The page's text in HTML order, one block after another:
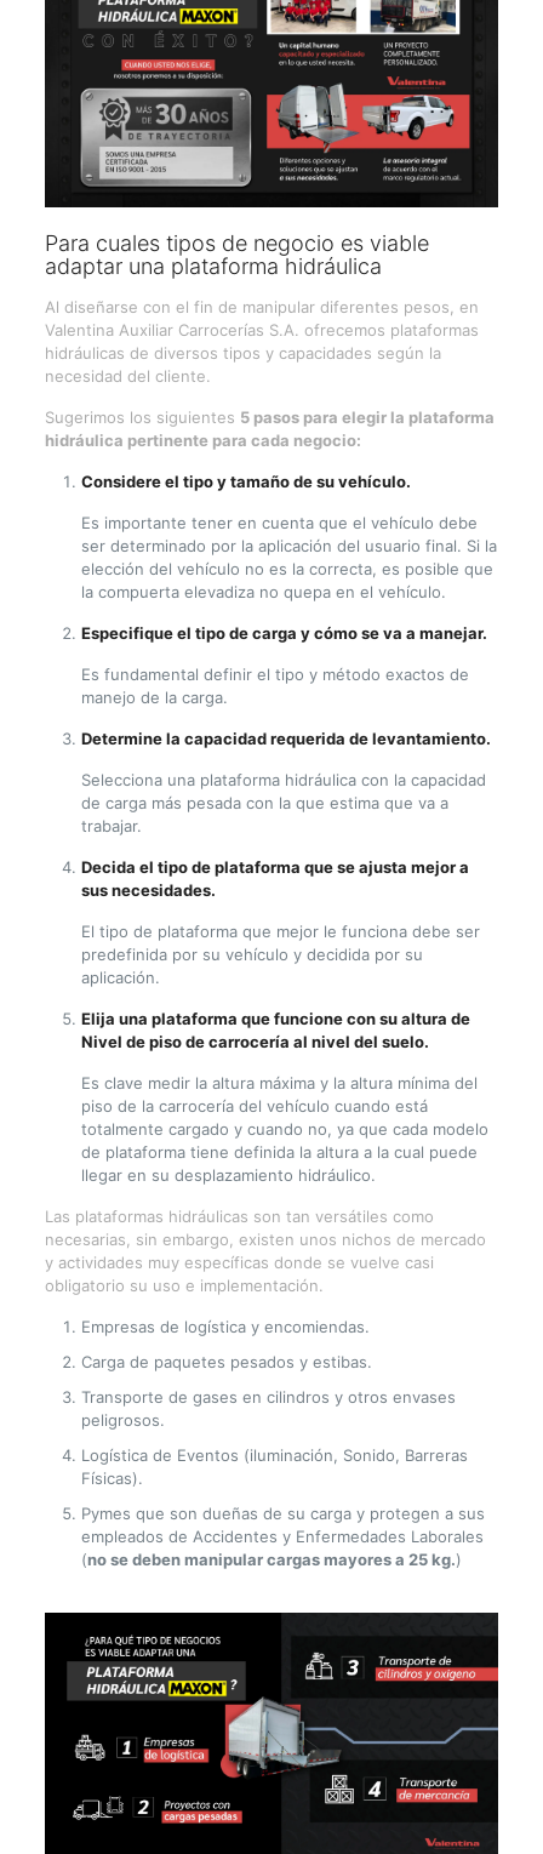
Para cuales tipos de negocio es viable
adaptar una plataforma hidráulica
Al diseñarse con el fin de manipular diferentes pesos, en
Valentina Auxiliar Carrocerías S.A. ofrecemos plataformas
hidráulicas de diversos tipos y capacidades según la
necesidad del cliente.
Sugerimos los siguientes 5 pasos para elegir la plataforma
hidráulica pertinente para cada negocio:
Considere el tipo y tamaño de su vehículo.
Es importante tener en cuenta que el vehículo debe
ser determinado por la aplicación del usuario final. Si la
elección del vehículo no es la correcta, es posible que
la compuerta elevadiza no quepa en el vehículo.
Especifique el tipo de carga y cómo se va a manejar.
Es fundamental definir el tipo y método exactos de
manejo de la carga.
Determine la capacidad requerida de levantamiento.
Selecciona una plataforma hidráulica con la capacidad
de carga más pesada con la que estima que va a
trabajar.
Decida el tipo de plataforma que se ajusta mejor a
sus necesidades.
El tipo de plataforma que mejor le funciona debe ser
predefinida por su vehículo y decidida por su
aplicación.
Elija una plataforma que funcione con su altura de
Nivel de piso de carrocería al nivel del suelo.
Es clave medir la altura máxima y la altura mínima del
piso de la carrocería del vehículo cuando está
totalmente cargado y cuando no, ya que cada modelo
de plataforma tiene definida la altura a la cual puede
llegar en su desplazamiento hidráulico.
Las plataformas hidráulicas son tan versátiles como
necesarias, sin embargo, existen unos nichos de mercado
y actividades muy específicas donde se vuelve casi
obligatorio su uso e implementación.
Empresas de logística y encomiendas.
Carga de paquetes pesados y estibas.
Transporte de gases en cilindros y otros envases
peligrosos.
Logística de Eventos (iluminación, Sonido, Barreras
Físicas).
Pymes que son dueñas de su carga y protegen a sus
empleados de Accidentes y Enfermedades Laborales
(no se deben manipular cargas mayores a 25 kg.)